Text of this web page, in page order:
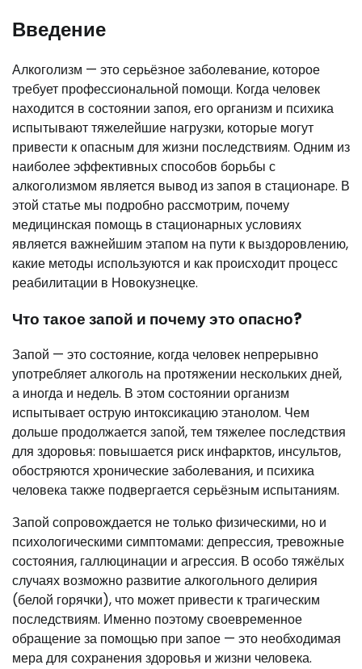
Введение
Алкоголизм — это серьёзное заболевание, которое
требует профессиональной помощи. Когда человек
находится в состоянии запоя, его организм и психика
испытывают тяжелейшие нагрузки, которые могут
привести к опасным для жизни последствиям. Одним из
наиболее эффективных способов борьбы с
алкоголизмом является вывод из запоя в стационаре. В
этой статье мы подробно рассмотрим, почему
медицинская помощь в стационарных условиях
является важнейшим этапом на пути к выздоровлению,
какие методы используются и как происходит процесс
реабилитации в Новокузнецке.
Что такое запой и почему это опасно?
Запой — это состояние, когда человек непрерывно
употребляет алкоголь на протяжении нескольких дней,
а иногда и недель. В этом состоянии организм
испытывает острую интоксикацию этанолом. Чем
дольше продолжается запой, тем тяжелее последствия
для здоровья: повышается риск инфарктов, инсультов,
обостряются хронические заболевания, и психика
человека также подвергается серьёзным испытаниям.
Запой сопровождается не только физическими, но и
психологическими симптомами: депрессия, тревожные
состояния, галлюцинации и агрессия. В особо тяжёлых
случаях возможно развитие алкогольного делирия
(белой горячки), что может привести к трагическим
последствиям. Именно поэтому своевременное
обращение за помощью при запое — это необходимая
мера для сохранения здоровья и жизни человека.